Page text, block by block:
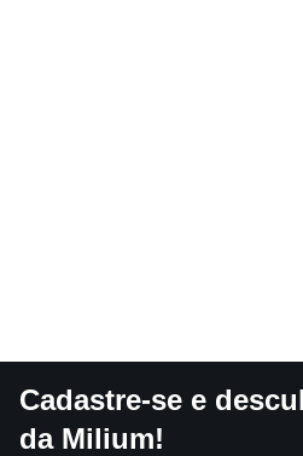
Cadastre-se e
da Milium!